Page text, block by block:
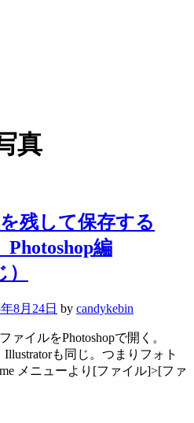
真
残して保存する
編
8月24日 by candykebin
イルをPhotoshopで開く。
も同じ。つまりフォト
メニューより[ファイル]>[ファ